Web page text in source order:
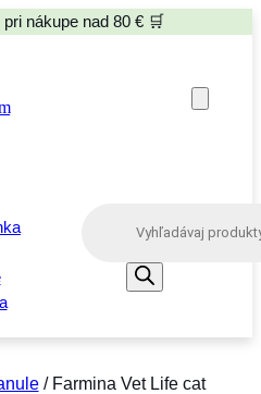
nákupe nad 80 € 🛒
s
e
/ Farmina Vet Life cat